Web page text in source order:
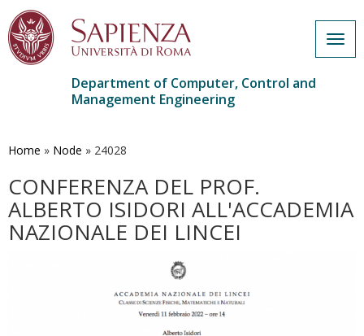
main
Department of Computer, Control and
Management Engineering
Home » Node » 24028
CONFERENZA DEL PROF.
ALBERTO ISIDORI ALL'ACCADEMIA
NAZIONALE DEI LINCEI